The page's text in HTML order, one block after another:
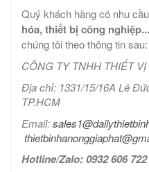
Quý khách hàng có nhu
hóa, thiết bị công nghiệp...
chúng tôi theo thông tin sau:
CÔNG TY TNHH THIẾT
Địa chỉ: 1331/15/16A Lê
TP.HCM
Email:
Hotline/Zalo: 0932 606 722